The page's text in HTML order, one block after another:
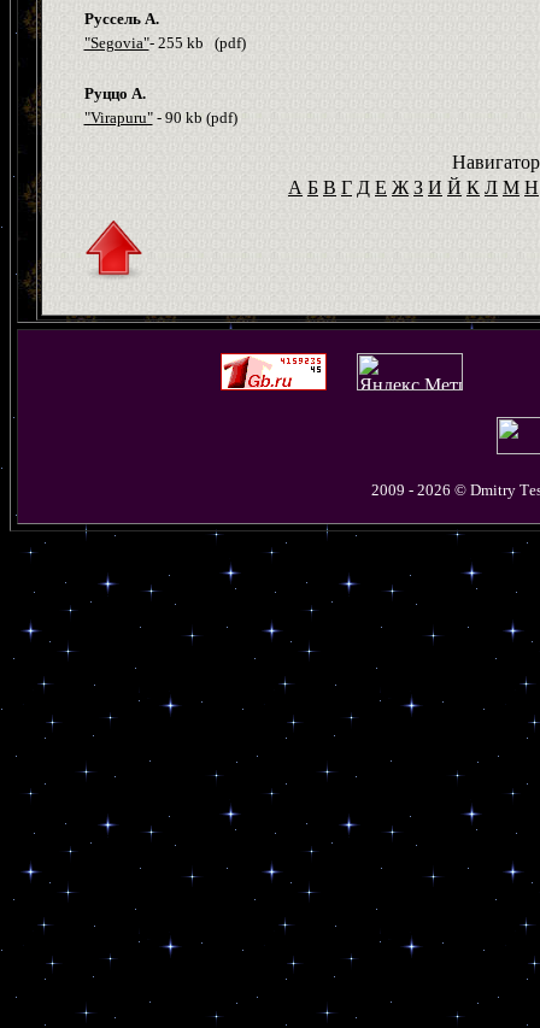
Руссель А.
"Segovia"- 255 kb (pdf)
Руццо А.
"Virapuru"- 90 kb (pdf)
А Б В Г Д Е Ж З И Й К Л М Н
2009 - 2026 © Dmitry T